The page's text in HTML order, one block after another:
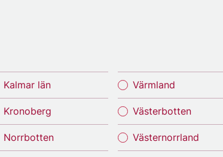
Kalmar län
Kronoberg
Norrbotten
Värmland
Västerbotten
Västernorrland